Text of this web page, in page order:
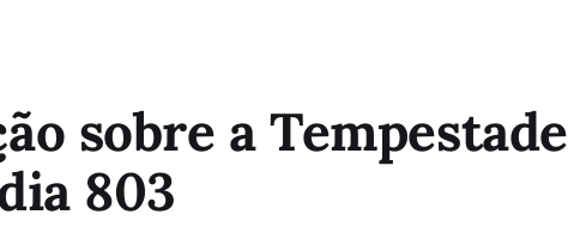
sobre a Tempestade
803